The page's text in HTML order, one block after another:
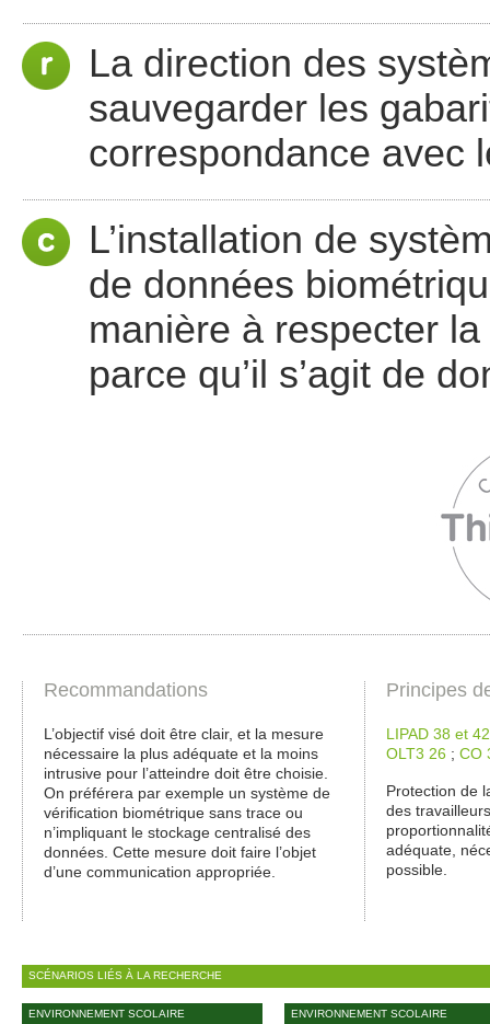
La direction des
sauvegarder les
correspondance avec
L’installation de
de données
manière à respecter
parce qu’il s’agit de
Recommandations
L’objectif visé doit être clair, et la mesure
nécessaire la plus adéquate et la moins
intrusive pour l’atteindre doit être choisie.
On préférera par exemple un système de
vérification biométrique sans trace ou
n’impliquant le stockage centralisé des
données. Cette mesure doit faire l’objet
d’une communication appropriée.
Principes
LIPAD 38 et 42
OLT3 26 ; CO
Protection de
des
adéquate,
possible.
SCÉNARIOS LIÉS À LA RECHERCHE
ENVIRONNEMENT SCOLAIRE ENVIRONNEMENT SCOLAIRE